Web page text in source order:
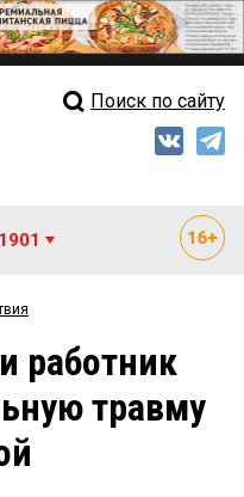
Свежий выпуск
Мнения
Рейтинги
Блоги
Архив
Поиск по сайту
работник
травму